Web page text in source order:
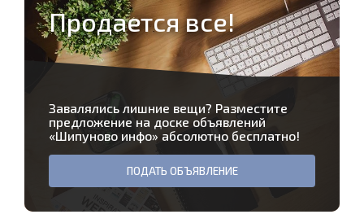
Продается все!
Завалялись лишние вещи? Разместите
предложение на доске объявлений
«Шипуново инфо» абсолютно бесплатно!
ПОДАТЬ ОБЪЯВЛЕНИЕ